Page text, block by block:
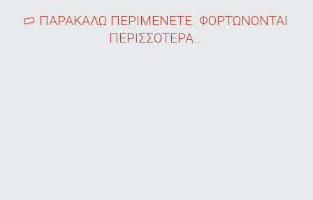
ΠΑΡΑΚΑΛΩ ΠΕΡΙΜΕΝΕΤΕ. ΦΟΡΤΩΝΟΝΤΑΙ
ΠΕΡΙΣΣΟΤΕΡΑ...